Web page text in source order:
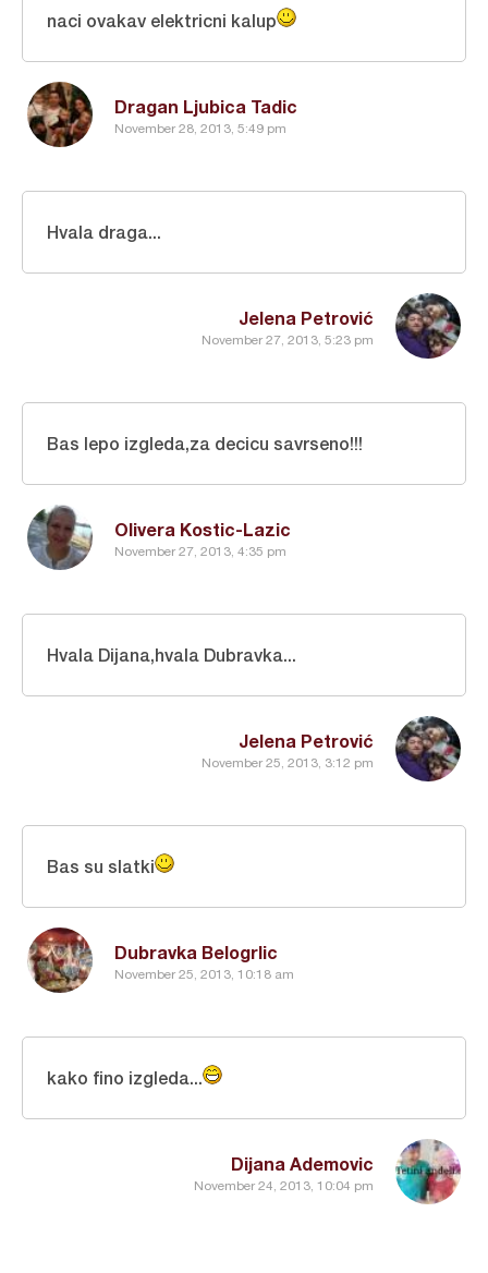
Dragan Ljubica Tadic
November 28, 2013, 5:49 pm
naci ovakav elektricni kalup
Jelena Petrović
November 27, 2013, 5:23 pm
Hvala draga...
Olivera Kostic-Lazic
November 27, 2013, 4:35 pm
Bas lepo izgleda,za decicu savrseno!!!
Jelena Petrović
November 25, 2013, 3:12 pm
Hvala Dijana,hvala Dubravka...
Dubravka Belogrlic
November 25, 2013, 10:18 am
Bas su slatki
Dijana Ademovic
November 24, 2013, 10:04 pm
kako fino izgleda...